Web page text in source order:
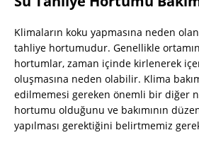
Klimaların koku yapmasına neden
tahliye hortumudur. Genellikle
hortumlar, zaman içinde kirlenerek
oluşmasına neden olabilir. Klima
edilmemesi gereken önemli bir diğer
hortumu olduğunu ve bakımının
yapılması gerektiğini belirtmemiz